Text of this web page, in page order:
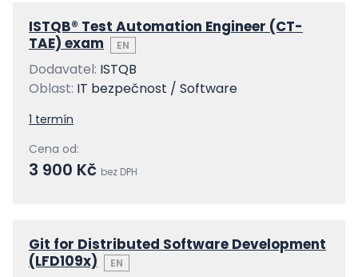
ISTQB® Test Automation Engineer (CT-
TAE) exam
EN
Dodavatel: ISTQB
Oblast: IT bezpečnost / Software
1 termín
Cena od:
3 900 Kč bez DPH
Git for Distributed Software Development
(LFD109x)
EN